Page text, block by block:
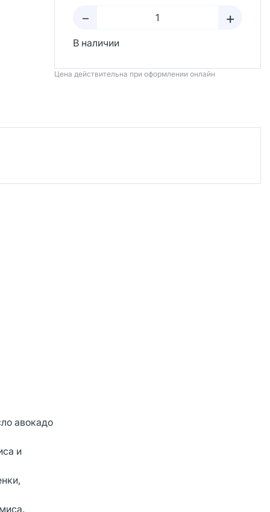
– +
В наличии
Цена действительна при оформлении онлайн
авокадо
и